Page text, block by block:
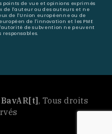
points de vue et opinions exprimés
de l'auteur ou des auteurs et ne
de l'Union européenne ou de
de l'innovation et les PME
de subvention ne peuvent
, Tous droits